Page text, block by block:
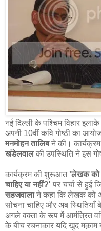
नई दिल्ली के पश्चिम विहार
अपनी 10वीं कवि गोष्ठी का
मनमोहन तालिबने की।
खंडेलवालकी उपस्थिति ने इस
कार्यक्रम की शुरूआत 'लेखक को
चाहिए या नहीं?' पर चर्चा से हुई
सहजवालाने कहा कि लेखक को
सोचना चाहिए और अब स्थितियाँ
अगले वक्ता के रूप में आमंत्रित
के बीच रचनाकार यदि खुद